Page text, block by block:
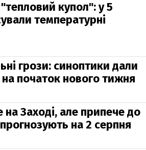
купол": у 5
температурні
грози: синоптики дали
початок нового тижня
Заході, але припече до
на 2 серпня